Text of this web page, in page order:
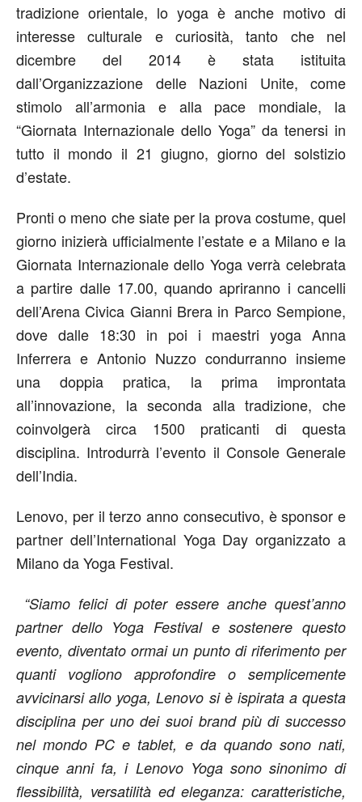
tradizione orientale, lo yoga è anche motivo di
interesse culturale e curiosità, tanto che nel
dicembre del 2014 è stata istituita
dall’Organizzazione delle Nazioni Unite, come
stimolo all’armonia e alla pace mondiale, la
“Giornata Internazionale dello Yoga” da tenersi in
tutto il mondo il 21 giugno, giorno del solstizio
d’estate.
Pronti o meno che siate per la prova costume, quel
giorno inizierà ufficialmente l’estate e a Milano e la
Giornata Internazionale dello Yoga verrà celebrata
a partire dalle 17.00, quando apriranno i cancelli
dell’Arena Civica Gianni Brera in Parco Sempione,
dove dalle 18:30 in poi i maestri yoga Anna
Inferrera e Antonio Nuzzo condurranno insieme
una doppia pratica, la prima improntata
all’innovazione, la seconda alla tradizione, che
coinvolgerà circa 1500 praticanti di questa
disciplina. Introdurrà l’evento il Console Generale
dell’India.
Lenovo, per il terzo anno consecutivo, è sponsor e
partner dell’International Yoga Day organizzato a
Milano da Yoga Festival.
“Siamo felici di poter essere anche quest’anno
partner dello Yoga Festival e sostenere questo
evento, diventato ormai un punto di riferimento per
quanti vogliono approfondire o semplicemente
avvicinarsi allo yoga, Lenovo si è ispirata a questa
disciplina per uno dei suoi brand più di successo
nel mondo PC e tablet, e da quando sono nati,
cinque anni fa, i Lenovo Yoga sono sinonimo di
flessibilità, versatilità ed eleganza: caratteristiche,